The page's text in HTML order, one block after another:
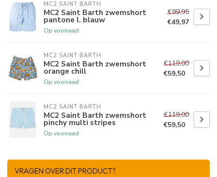
MC2 SAINT BARTH
MC2 Saint Barth zwemshort
pantone l. blauw
Op voorraad
€99,95
€49,97
MC2 SAINT BARTH
MC2 Saint Barth zwemshort
orange chill
Op voorraad
€119,00
€59,50
MC2 SAINT BARTH
MC2 Saint Barth zwemshort
pinchy multi stripes
Op voorraad
€119,00
€59,50
VRAGEN OVER DIT PRODUCT?